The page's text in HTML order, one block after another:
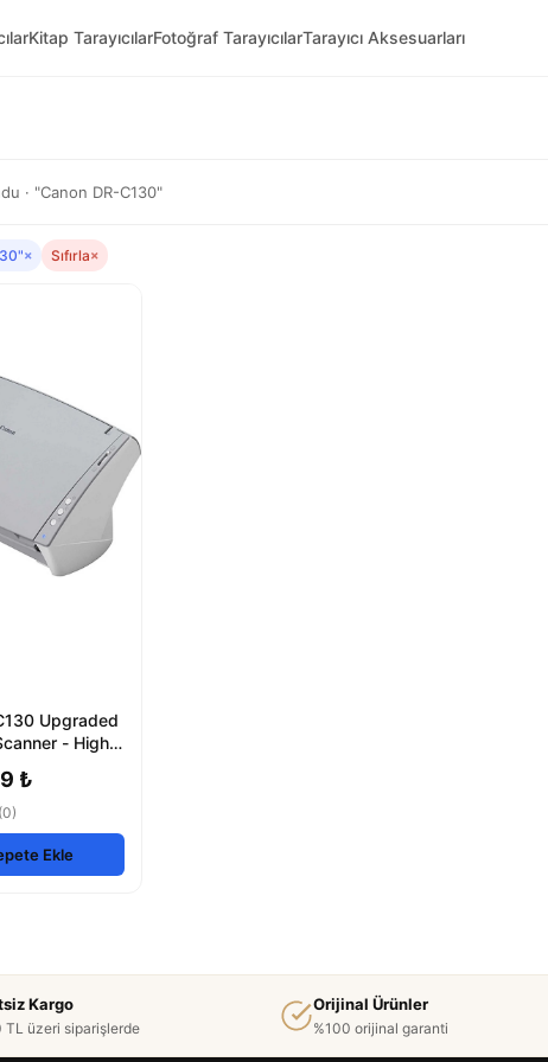
Kitap TarayıcılarFotoğraf TarayıcılarTarayıcı Aksesuarları
· "Canon DR-C130"
× Sıfırla×
Upgraded
- High-
₺
(0)
Ekle
Kargo
TL üzeri siparişlerde
Orijinal Ürünler
%100 orijinal garanti